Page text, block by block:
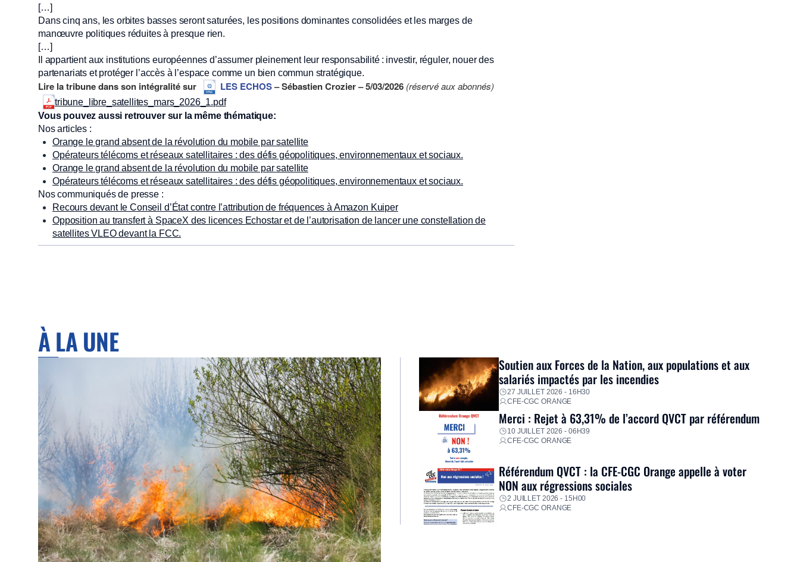
[…]
Dans cinq ans, les orbites basses seront saturées, les positions dominantes consolidées et les marges de
manœuvre politiques réduites à presque rien.
[…]
Il appartient aux institutions européennes d’assumer pleinement leur responsabilité : investir, réguler, nouer des
partenariats et protéger l’accès à l’espace comme un bien commun stratégique.
Lire la tribune dans son intégralité sur LES ECHOS– Sébastien Crozier – 5/03/2026 (réservé aux abonnés)
tribune_libre_satellites_mars_2026_1.pdf
Vous pouvez aussi retrouver sur la même thématique:
Nos articles :
Orange le grand absent de la révolution du mobile par satellite
Opérateurs télécoms et réseaux satellitaires : des défis géopolitiques, environnementaux et sociaux.
Orange le grand absent de la révolution du mobile par satellite
Opérateurs télécoms et réseaux satellitaires : des défis géopolitiques, environnementaux et sociaux.
Nos communiqués de presse :
Recours devant le Conseil d’État contre l’attribution de fréquences à Amazon Kuiper
Opposition au transfert à SpaceX des licences Echostar et de l’autorisation de lancer une constellation de
satellites VLEO devant la FCC.
À LA UNE
Soutien aux Forces de la Nation, aux populations et aux
salariés impactés par les incendies
27 JUILLET 2026 - 16H30
CFE-CGC ORANGE
Merci : Rejet à 63,31% de l’accord QVCT par référendum
10 JUILLET 2026 - 06H39
CFE-CGC ORANGE
Référendum QVCT : la CFE-CGC Orange appelle à voter
NON aux régressions sociales
2 JUILLET 2026 - 15H00
CFE-CGC ORANGE